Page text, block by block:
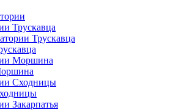
Трускавца
Трускавца
Моршина
Сходницы
Закарпатья